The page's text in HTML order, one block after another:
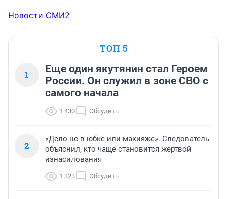
Новости СМИ2
ТОП 5
1
Еще один якутянин стал Героем
России. Он служил в зоне СВО с
самого начала
1 430 Обсудить
2
«Дело не в юбке или макияже». Следователь
объяснил, кто чаще становится жертвой
изнасилования
1 323 Обсудить